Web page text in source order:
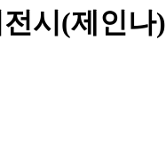
시(제인나)